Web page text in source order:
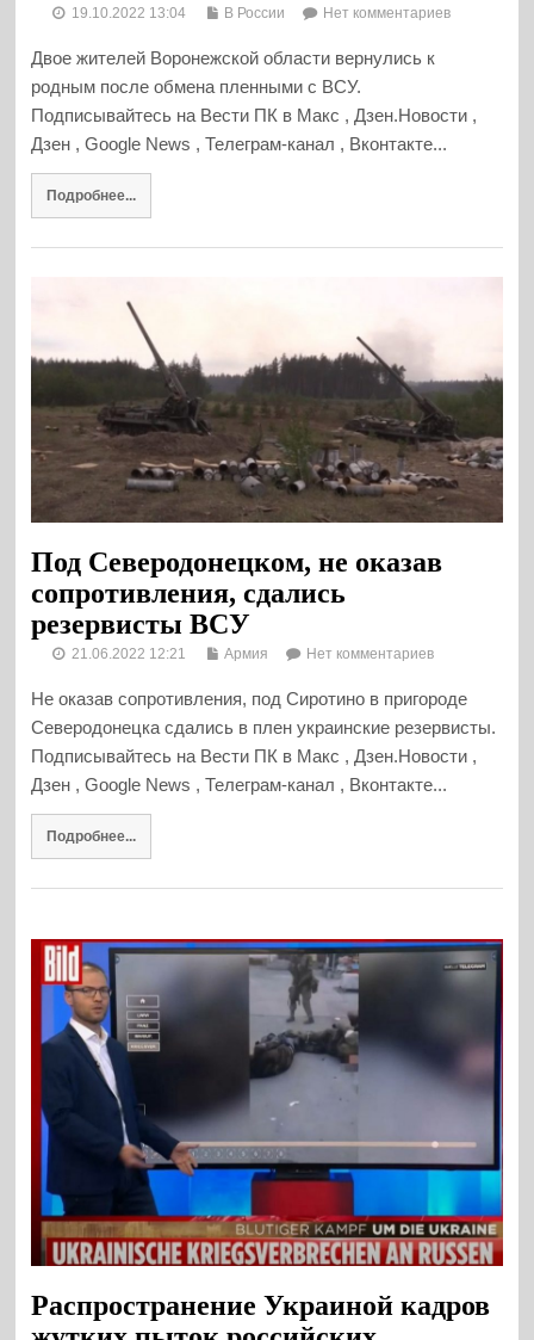
19.10.2022 13:04 В России Нет комментариев
Двое жителей Воронежской области вернулись к
родным после обмена пленными с ВСУ.
Подписывайтесь на Вести ПК в Макс , Дзен.Новости ,
Дзен , Google News , Телеграм-канал , Вконтакте...
Подробнее...
Под Северодонецком, не оказав
сопротивления, сдались
резервисты ВСУ
21.06.2022 12:21 Армия Нет комментариев
Не оказав сопротивления, под Сиротино в пригороде
Северодонецка сдались в плен украинские резервисты.
Подписывайтесь на Вести ПК в Макс , Дзен.Новости ,
Дзен , Google News , Телеграм-канал , Вконтакте...
Подробнее...
Распространение Украиной кадров